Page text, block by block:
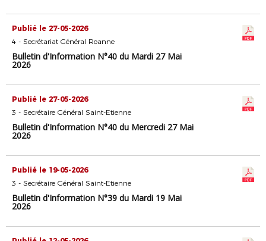
Publié le 27-05-2026
4 - Secrétariat Général Roanne
Bulletin d'Information N°40 du Mardi 27 Mai
2026
Publié le 27-05-2026
3 - Secrétaire Général Saint-Etienne
Bulletin d'Information N°40 du Mercredi 27 Mai
2026
Publié le 19-05-2026
3 - Secrétaire Général Saint-Etienne
Bulletin d'Information N°39 du Mardi 19 Mai
2026